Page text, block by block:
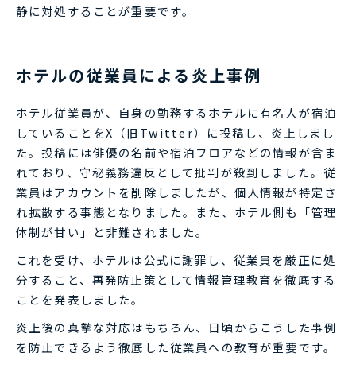
静に対処することが重要です。
ホテルの従業員による炎上事例
ホテル従業員が、自身の勤務するホテルに有名人が宿泊
していることをX（旧Twitter）に投稿し、炎上しまし
た。投稿には俳優の名前や宿泊フロアなどの情報が含ま
れており、守秘義務違反として批判が殺到しました。従
業員はアカウントを削除しましたが、個人情報が特定さ
れ拡散する事態となりました。また、ホテル側も「管理
体制が甘い」と非難されました。
これを受け、ホテルは公式に謝罪し、従業員を厳正に処
分すること、再発防止策として情報管理教育を徹底する
ことを発表しました。
炎上後の真摯な対応はもちろん、日頃からこうした事例
を防止できるよう徹底した従業員への教育が重要です。